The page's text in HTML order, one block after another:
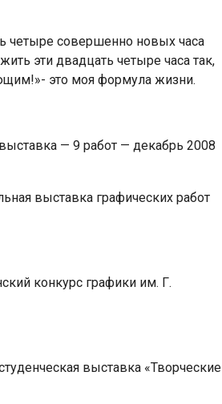
четыре совершенно новых часа
эти двадцать четыре часа так,
это моя формула жизни.
— 9 работ — декабрь 2008
выставка графических работ
конкурс графики им. Г.
выставка «Творческие